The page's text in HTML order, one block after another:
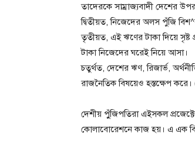
তাদেরকে সাম্রাজ্যবাদী দেশের
দ্বিতীয়ত, নিজেদের অলস পুঁজি
তৃতীয়ত, এই ঋণের টাকা দিয়ে সৃষ্ট
টাকা নিজেদের ঘরেই নিয়ে আসা।
চতুর্থত, দেশের ঋণ, রিজার্ভ,
রাজনৈতিক বিষয়েও হস্তক্ষেপ
দেশীয় পুুঁজিপতিরা এইসকল
কোলাবোরেশনে কাজ হয়। এ এক